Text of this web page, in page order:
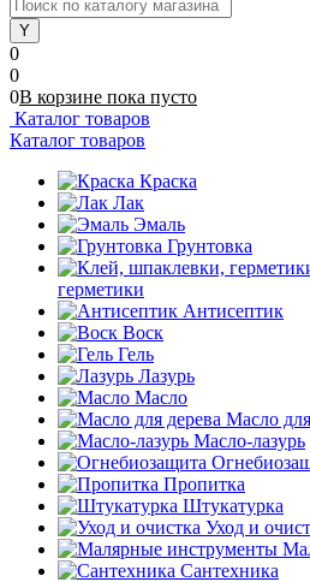
0
0
0В корзине пока пусто
Каталог товаров
Каталог товаров
Краска
Лак
Эмаль
Грунтовка
герметики
Антисептик
Воск
Гель
Лазурь
Масло
Масло
Масло-лазурь
Пропитка
Штукатурка
Уход и
Сантехника